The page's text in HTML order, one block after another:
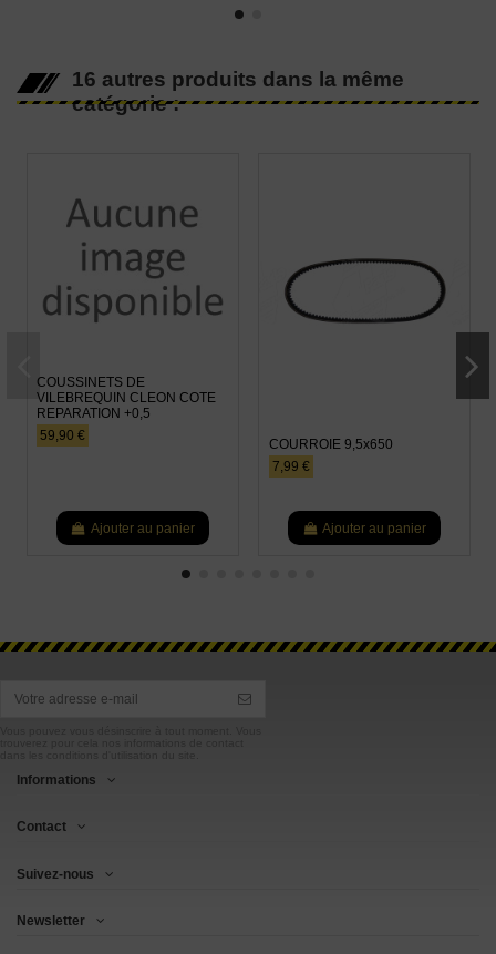
16 autres produits dans la même
catégorie :
COUSSINETS DE
VILEBREQUIN CLEON COTE
REPARATION +0,5
59,90 €
Ajouter au panier
COURROIE 9,5x650
7,99 €
Ajouter au panier
Informations
Contact
Suivez-nous
Newsletter